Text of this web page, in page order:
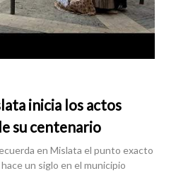
inicia los actos
su centenario
en Mislata el punto exacto
un siglo en el municipio